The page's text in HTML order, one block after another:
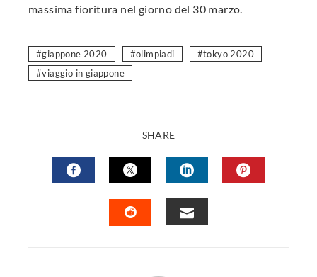
massima fioritura nel giorno del 30 marzo.
giappone 2020 olimpiadi
tokyo 2020
viaggio in giappone
SHARE
FACEBOOKTWITTERLINKEDIN